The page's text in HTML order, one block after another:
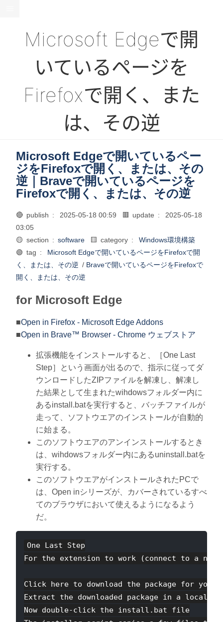
Microsoft Edgeで開
いているページを
Firefoxで開く、また
は、その逆
Microsoft Edgeで開いているペー
ジをFirefoxで開く、または、その
逆｜Braveで開いているページを
Firefoxで開く、または、その逆
🔴 publish : 2025-05-18 00:59 🟥 update :
2025-05-18
03:05
🟡 section : software 🟨 category :
Windows環境構築
🟢 tag :
Microsoft Edgeで開いているページをFirefoxで開
く、または、その逆 / Braveで開いているページをFirefoxで
開く、または、その逆
for Microsoft Edge
■Open in Firefox - Microsoft Edge Addons
■Open in Brave™ Browser - Chrome ウェブストア
拡張機能をインストールすると、［One Last
Step］という画面が出るので、指示に従ってダ
ウンロードしたZIPファイルを解凍し、解凍し
た結果として生まれたwihdowsフォルダー内に
あるinstall.batを実行すると、バッチファイルが
走って、ソフトウエアのインストールが自動的
に始まる。
このソフトウエアのアンインストールするとき
は、wihdowsフォルダー内にあるuninstall.batを
実行する。
このソフトウエアがインストールされたPCで
は、Open inシリーズが、カバーされているすべ
てのブラウザにおいて使えるようになるよう
だ。
One Last Step
For the extension to work (connect to a
Click here to download the package for you
Extract the downloaded package in a local
Now double-click the install.bat file